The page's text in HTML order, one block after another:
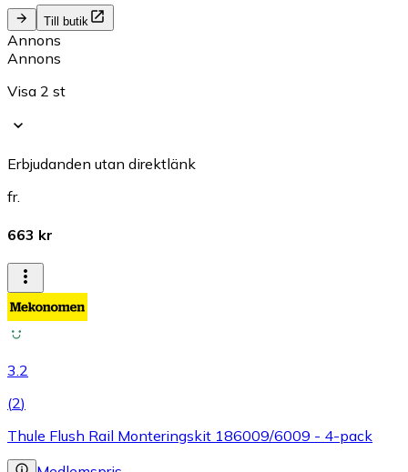
Till butik
Annons
Annons
Visa 2 st
Erbjudanden utan direktlänk
fr.
663 kr
3.2
(2)
Thule Flush Rail Monteringskit 186009/6009 - 4-pack